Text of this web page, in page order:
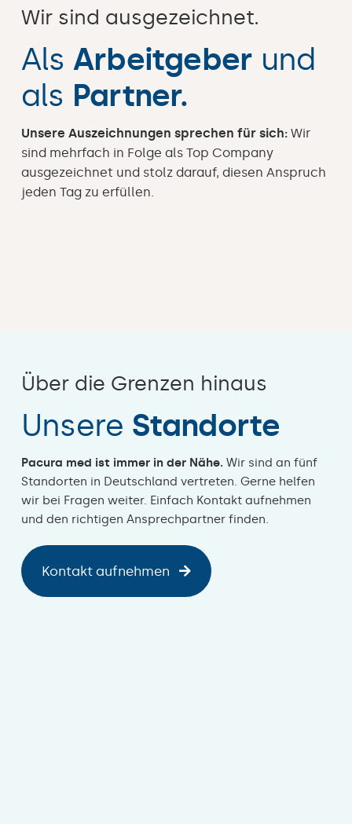
Wir sind ausgezeichnet.
Als Arbeitgeber und
als Partner.
Unsere Auszeichnungen sprechen für sich: Wir
sind mehrfach in Folge als Top Company
ausgezeichnet und stolz darauf, diesen Anspruch
jeden Tag zu erfüllen.
Über die Grenzen hinaus
Unsere Standorte
Pacura med ist immer in der Nähe. Wir sind an fünf
Standorten in Deutschland vertreten. Gerne helfen
wir bei Fragen weiter. Einfach Kontakt aufnehmen
und den richtigen Ansprechpartner finden.
Kontakt aufnehmen